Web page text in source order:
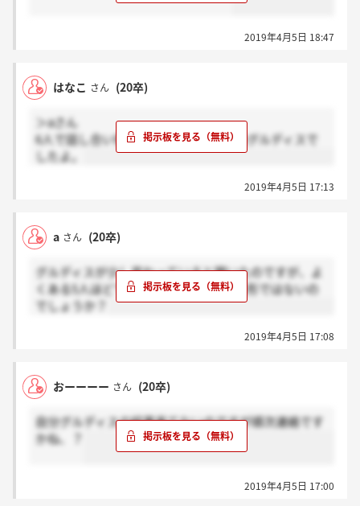
2019年4月5日 18:47
はなこ さん (20卒)
＞aさん
6人で話し合い発表する、よくある形のグルディスで
したよ。
2019年4月5日 17:13
a さん (20卒)
グルディスが少し変わっていると聞いたのですが、よ
くある5人ほどで話し合いプレゼンする形ではないの
でしょうか？
2019年4月5日 17:08
おーーーー さん (20卒)
自分グルディスの結果来てないのですが順次連絡です
かね、？
2019年4月5日 17:00